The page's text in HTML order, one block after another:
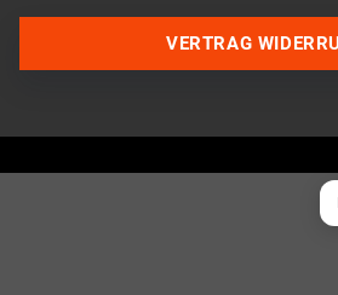
VERTRAG